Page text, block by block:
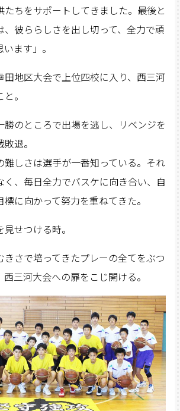
たちをサポートしてきました。最後と
、彼ららしさを出し切って、全力で頑
ます」。
田地区大会で上位四校に入り、西三河
。
勝のところで出場を逃し、リベンジを
退。
難しさは選手が一番知っている。それ
く、毎日全力でバスケに向き合い、自
に向かって努力を重ねてきた。
せつける時。
きさで培ってきたプレーの全てをぶつ
三河大会への扉をこじ開ける。